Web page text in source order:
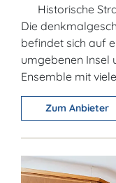
Historische
Die
befindet sich auf
umgebenen Insel
Ensemble mit
Zum Anbieter